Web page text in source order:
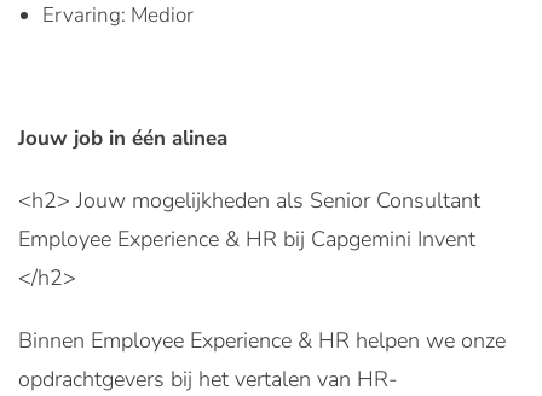
Ervaring: Medior
Jouw job in één alinea
<h2> Jouw mogelijkheden als Senior Consultant
Employee Experience & HR bij Capgemini Invent
</h2>
Binnen Employee Experience & HR helpen we onze
opdrachtgevers bij het vertalen van HR-